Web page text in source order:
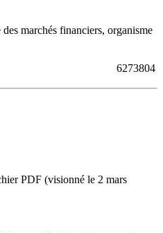
marchés financiers, organisme
6273804
PDF (visionné le 2 mars